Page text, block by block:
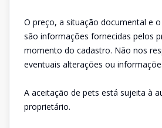
O preço, a situação documental e
são informações fornecidas pelos
momento do cadastro. Não nos
eventuais alterações ou
A aceitação de pets está sujeita à
proprietário.